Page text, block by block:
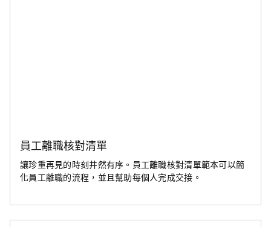
員工離職核對清單
讓珍重再見的時刻井然有序。員工離職核對清單範本可以簡
化員工離職的流程，並且幫助每個人完成交接。